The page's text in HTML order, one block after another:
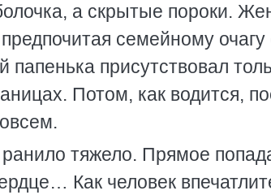
а скрытые пороки.
семейному
папенька присутствовал
Потом, как водится,
тяжело. Прямое
Как человек